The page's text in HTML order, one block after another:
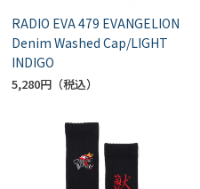
RADIO EVA 479 EVANGELION
Denim Washed Cap/LIGHT
INDIGO
5,280円